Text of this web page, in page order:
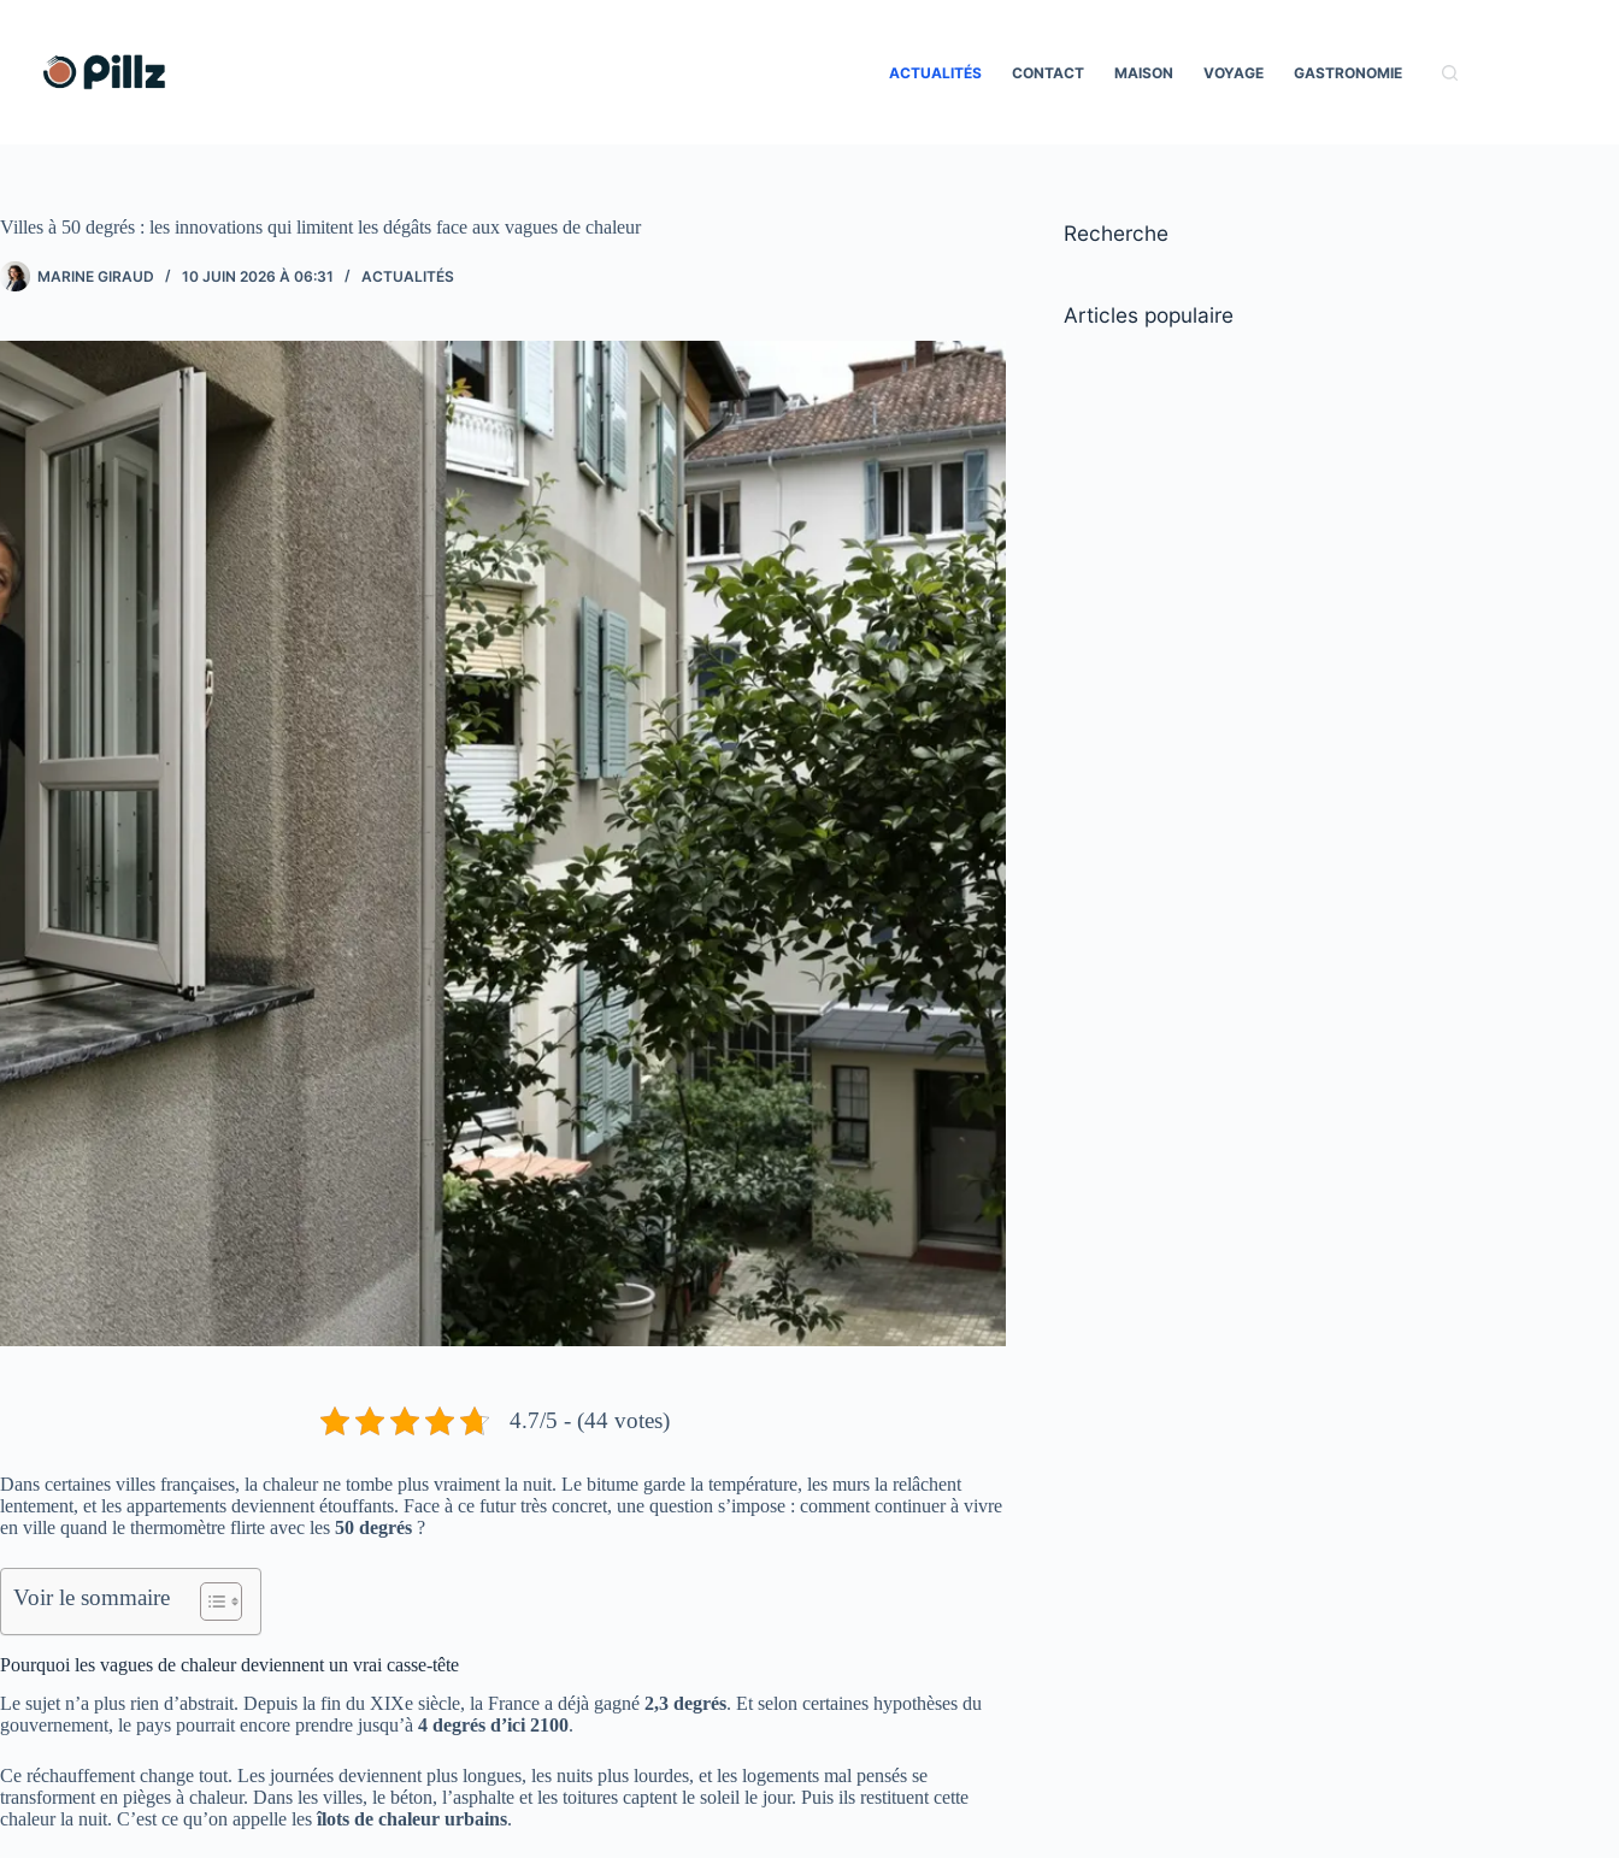
contenu
ACTUALITÉS CONTACT MAISON VOYAGE GASTRONOMIE
Villes à 50 degrés : les innovations qui limitent les dégâts face aux vagues de chaleur
MARINE GIRAUD 10 JUIN 2026 À 06:31 ACTUALITÉS
4.7/5 - (44 votes)
Dans certaines villes françaises, la chaleur ne tombe plus vraiment la nuit. Le bitume garde la température, les murs la relâchent
lentement, et les appartements deviennent étouffants. Face à ce futur très concret, une question s’impose : comment continuer à vivre
en ville quand le thermomètre flirte avec les 50 degrés ?
Voir le sommaire
Pourquoi les vagues de chaleur deviennent un vrai casse-tête
Le sujet n’a plus rien d’abstrait. Depuis la fin du XIXe siècle, la France a déjà gagné 2,3 degrés. Et selon certaines hypothèses du
gouvernement, le pays pourrait encore prendre jusqu’à 4 degrés d’ici 2100.
Ce réchauffement change tout. Les journées deviennent plus longues, les nuits plus lourdes, et les logements mal pensés se
transforment en pièges à chaleur. Dans les villes, le béton, l’asphalte et les toitures captent le soleil le jour. Puis ils restituent cette
chaleur la nuit. C’est ce qu’on appelle lesîlots de chaleur urbains.
Recherche
Articles populaire